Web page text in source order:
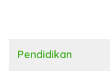
Pendidikan